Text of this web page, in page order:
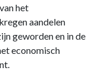
het
aandelen
geworden en in de
economisch